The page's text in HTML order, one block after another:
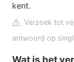
kent.
Verzoek tot
antwoord op